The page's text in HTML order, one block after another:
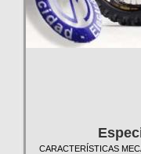
CARACTERÍSTICAS